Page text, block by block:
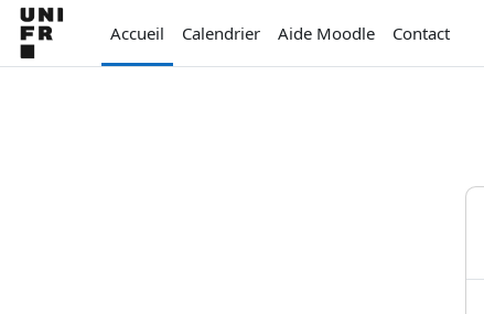
Passer au contenu principal
Accueil
Calendrier Aide Moodle Contact